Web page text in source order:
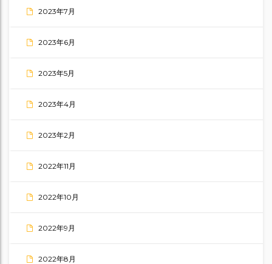
2023年7月
2023年6月
2023年5月
2023年4月
2023年2月
2022年11月
2022年10月
2022年9月
2022年8月